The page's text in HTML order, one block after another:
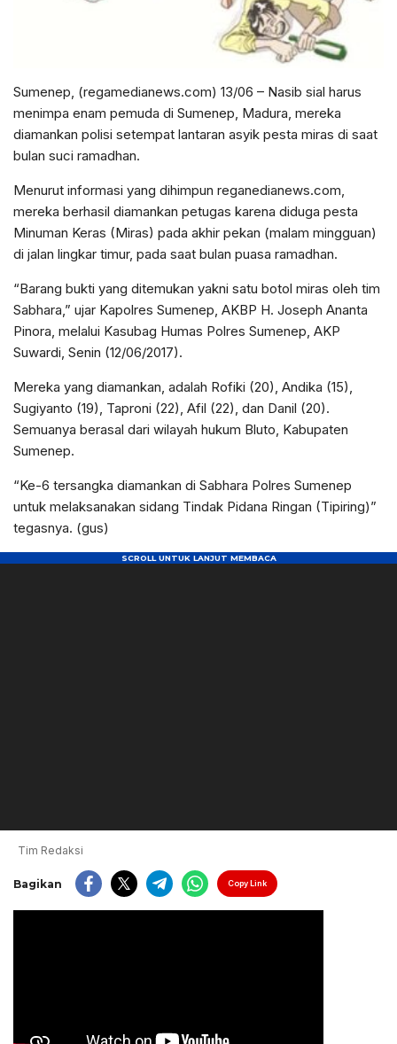
Sumenep, (regamedianews.com) 13/06 – Nasib sial harus
menimpa enam pemuda di Sumenep, Madura, mereka
diamankan polisi setempat lantaran asyik pesta miras di saat
bulan suci ramadhan.
Menurut informasi yang dihimpun reganedianews.com,
mereka berhasil diamankan petugas karena diduga pesta
Minuman Keras (Miras) pada akhir pekan (malam mingguan)
di jalan lingkar timur, pada saat bulan puasa ramadhan.
“Barang bukti yang ditemukan yakni satu botol miras oleh tim
Sabhara,” ujar Kapolres Sumenep, AKBP H. Joseph Ananta
Pinora, melalui Kasubag Humas Polres Sumenep, AKP
Suwardi, Senin (12/06/2017).
Mereka yang diamankan, adalah Rofiki (20), Andika (15),
Sugiyanto (19), Taproni (22), Afil (22), dan Danil (20).
Semuanya berasal dari wilayah hukum Bluto, Kabupaten
Sumenep.
“Ke-6 tersangka diamankan di Sabhara Polres Sumenep
untuk melaksanakan sidang Tindak Pidana Ringan (Tipiring)”
tegasnya. (gus)
Tim Redaksi
Bagikan Copy Link